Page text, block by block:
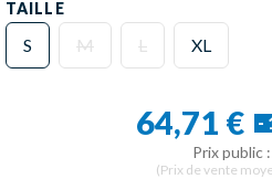
TAILLE
S M L XL
64,71 € -
Prix public
(Prix de vente